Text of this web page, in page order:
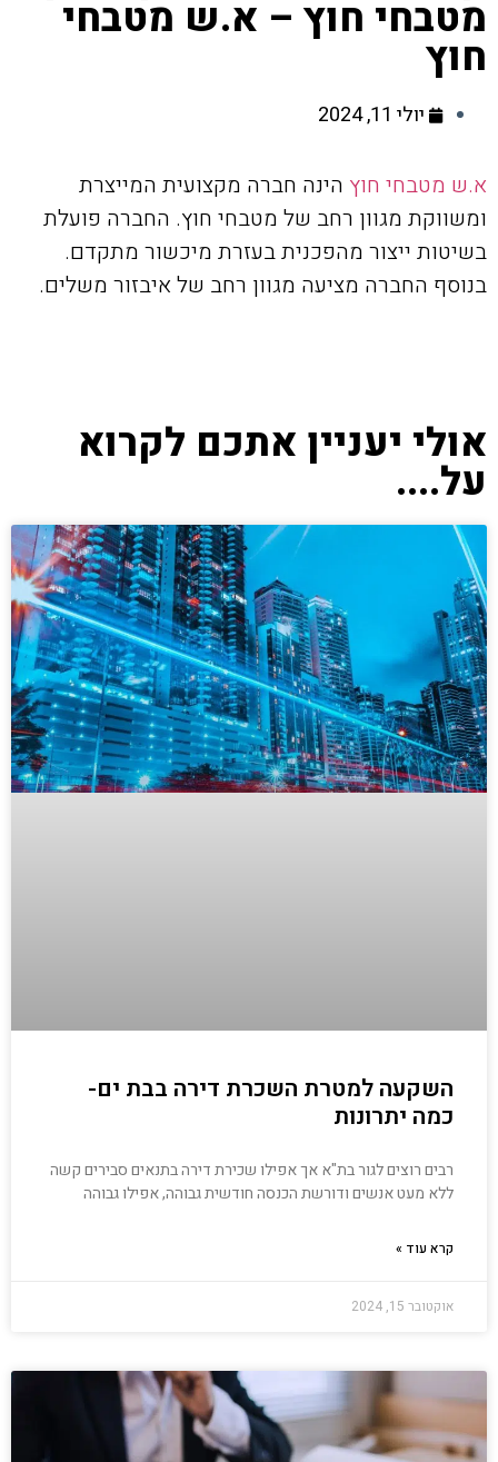
מטבחי חוץ – א.ש מטבחי
חוץ
יולי 11, 2024
א.ש מטבחי חוץ הינה חברה מקצועית המייצרת
ומשווקת מגוון רחב של מטבחי חוץ. החברה פועלת
בשיטות ייצור מהפכנית בעזרת מיכשור מתקדם.
בנוסף החברה מציעה מגוון רחב של איבזור משלים.
אולי יעניין אתכם לקרוא
על....
השקעה למטרת השכרת דירה בבת ים-
כמה יתרונות
רבים רוצים לגור בת"א אך אפילו שכירת דירה בתנאים סבירים קשה
ללא מעט אנשים ודורשת הכנסה חודשית גבוהה, אפילו גבוהה
קרא עוד »
אוקטובר 15, 2024